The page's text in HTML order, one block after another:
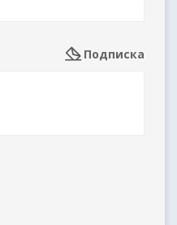
Подписка